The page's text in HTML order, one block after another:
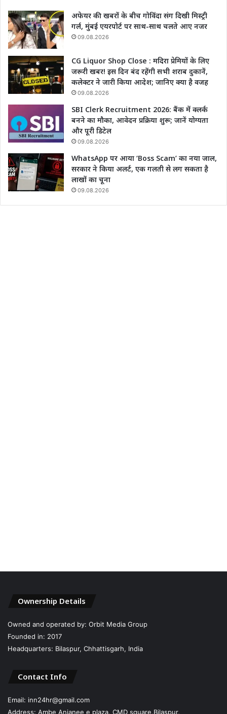
अफेयर की खबरों के बीच गोविंदा संग दिखी मिस्ट्री
गर्ल, मुंबई एयरपोर्ट पर साथ-साथ चलते आए नजर
09.08.2026
CG Liquor Shop Close : मदिरा प्रेमियों के लिए
जरूरी खबर! इस दिन बंद रहेंगी सभी शराब दुकानें,
कलेक्टर ने जारी किया आदेश; जानिए क्या है वजह
09.08.2026
SBI Clerk Recruitment 2026: बैंक में क्लर्क
बनने का मौका, आवेदन प्रक्रिया शुरू; जानें योग्यता
और पूरी डिटेल
09.08.2026
WhatsApp पर आया ‘Boss Scam’ का नया जाल,
सरकार ने किया अलर्ट, एक गलती से लग सकता है
लाखों का चूना
09.08.2026
Ownership Details
Owned and operated by: Orbit Media Group
Founded in: 2017
Headquarters: Bilaspur, Chhattisgarh, India
Contact Info
Email: inn24hr@gmail.com
Address: Ambe Anjanee e plaza, CMD square,Bilaspur,